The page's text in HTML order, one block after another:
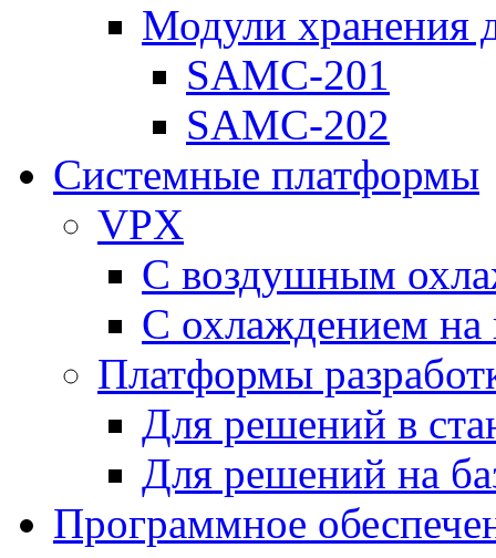
Модули хранения
SAMC-201
SAMC-202
Системные платформы
VPX
С воздушным
С охлаждением на
Платформы
Для решений в
Для решений на
Программное